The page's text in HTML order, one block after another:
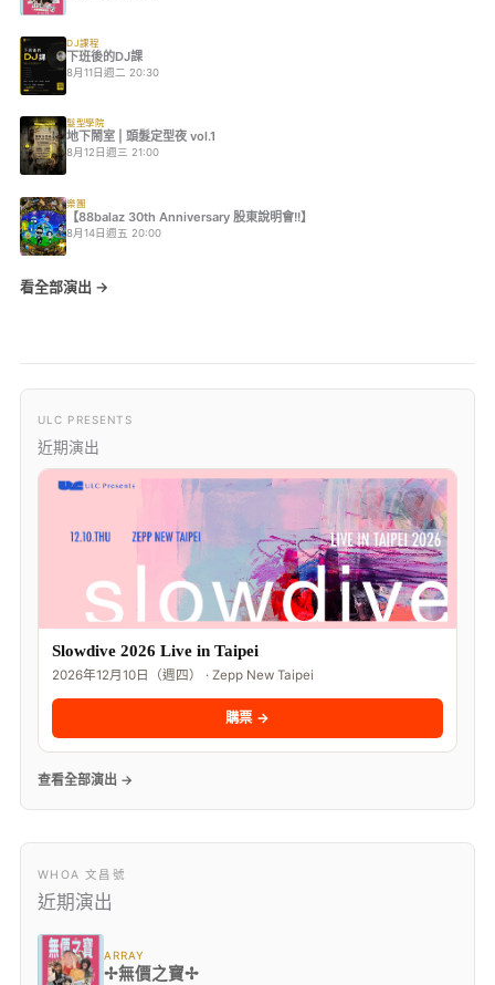
DJ課程
下班後的DJ課
8月11日週二 20:30
髮型學院
地下鬧室 | 頭髮定型夜 vol.1
8月12日週三 21:00
樂團
【88balaz 30th Anniversary 股東說明會!!】
8月14日週五 20:00
看全部演出 →
ULC PRESENTS
近期演出
Slowdive 2026 Live in Taipei
2026年12月10日（週四） · Zepp New Taipei
購票 →
查看全部演出 →
WHOA 文昌號
近期演出
ARRAY
✢無價之寶✢